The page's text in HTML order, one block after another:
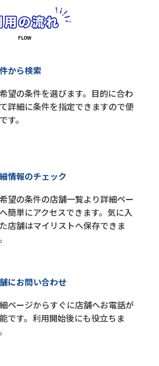
から検索
望の条件を選びます。目的に合わ
詳細に条件を指定できますので便
す。
情報のチェック
望の条件の店舗一覧より詳細ペー
簡単にアクセスできます。気に入
店舗はマイリストへ保存できま
にお問い合わせ
ページからすぐに店舗へお電話が
です。利用開始後にも役立ちま